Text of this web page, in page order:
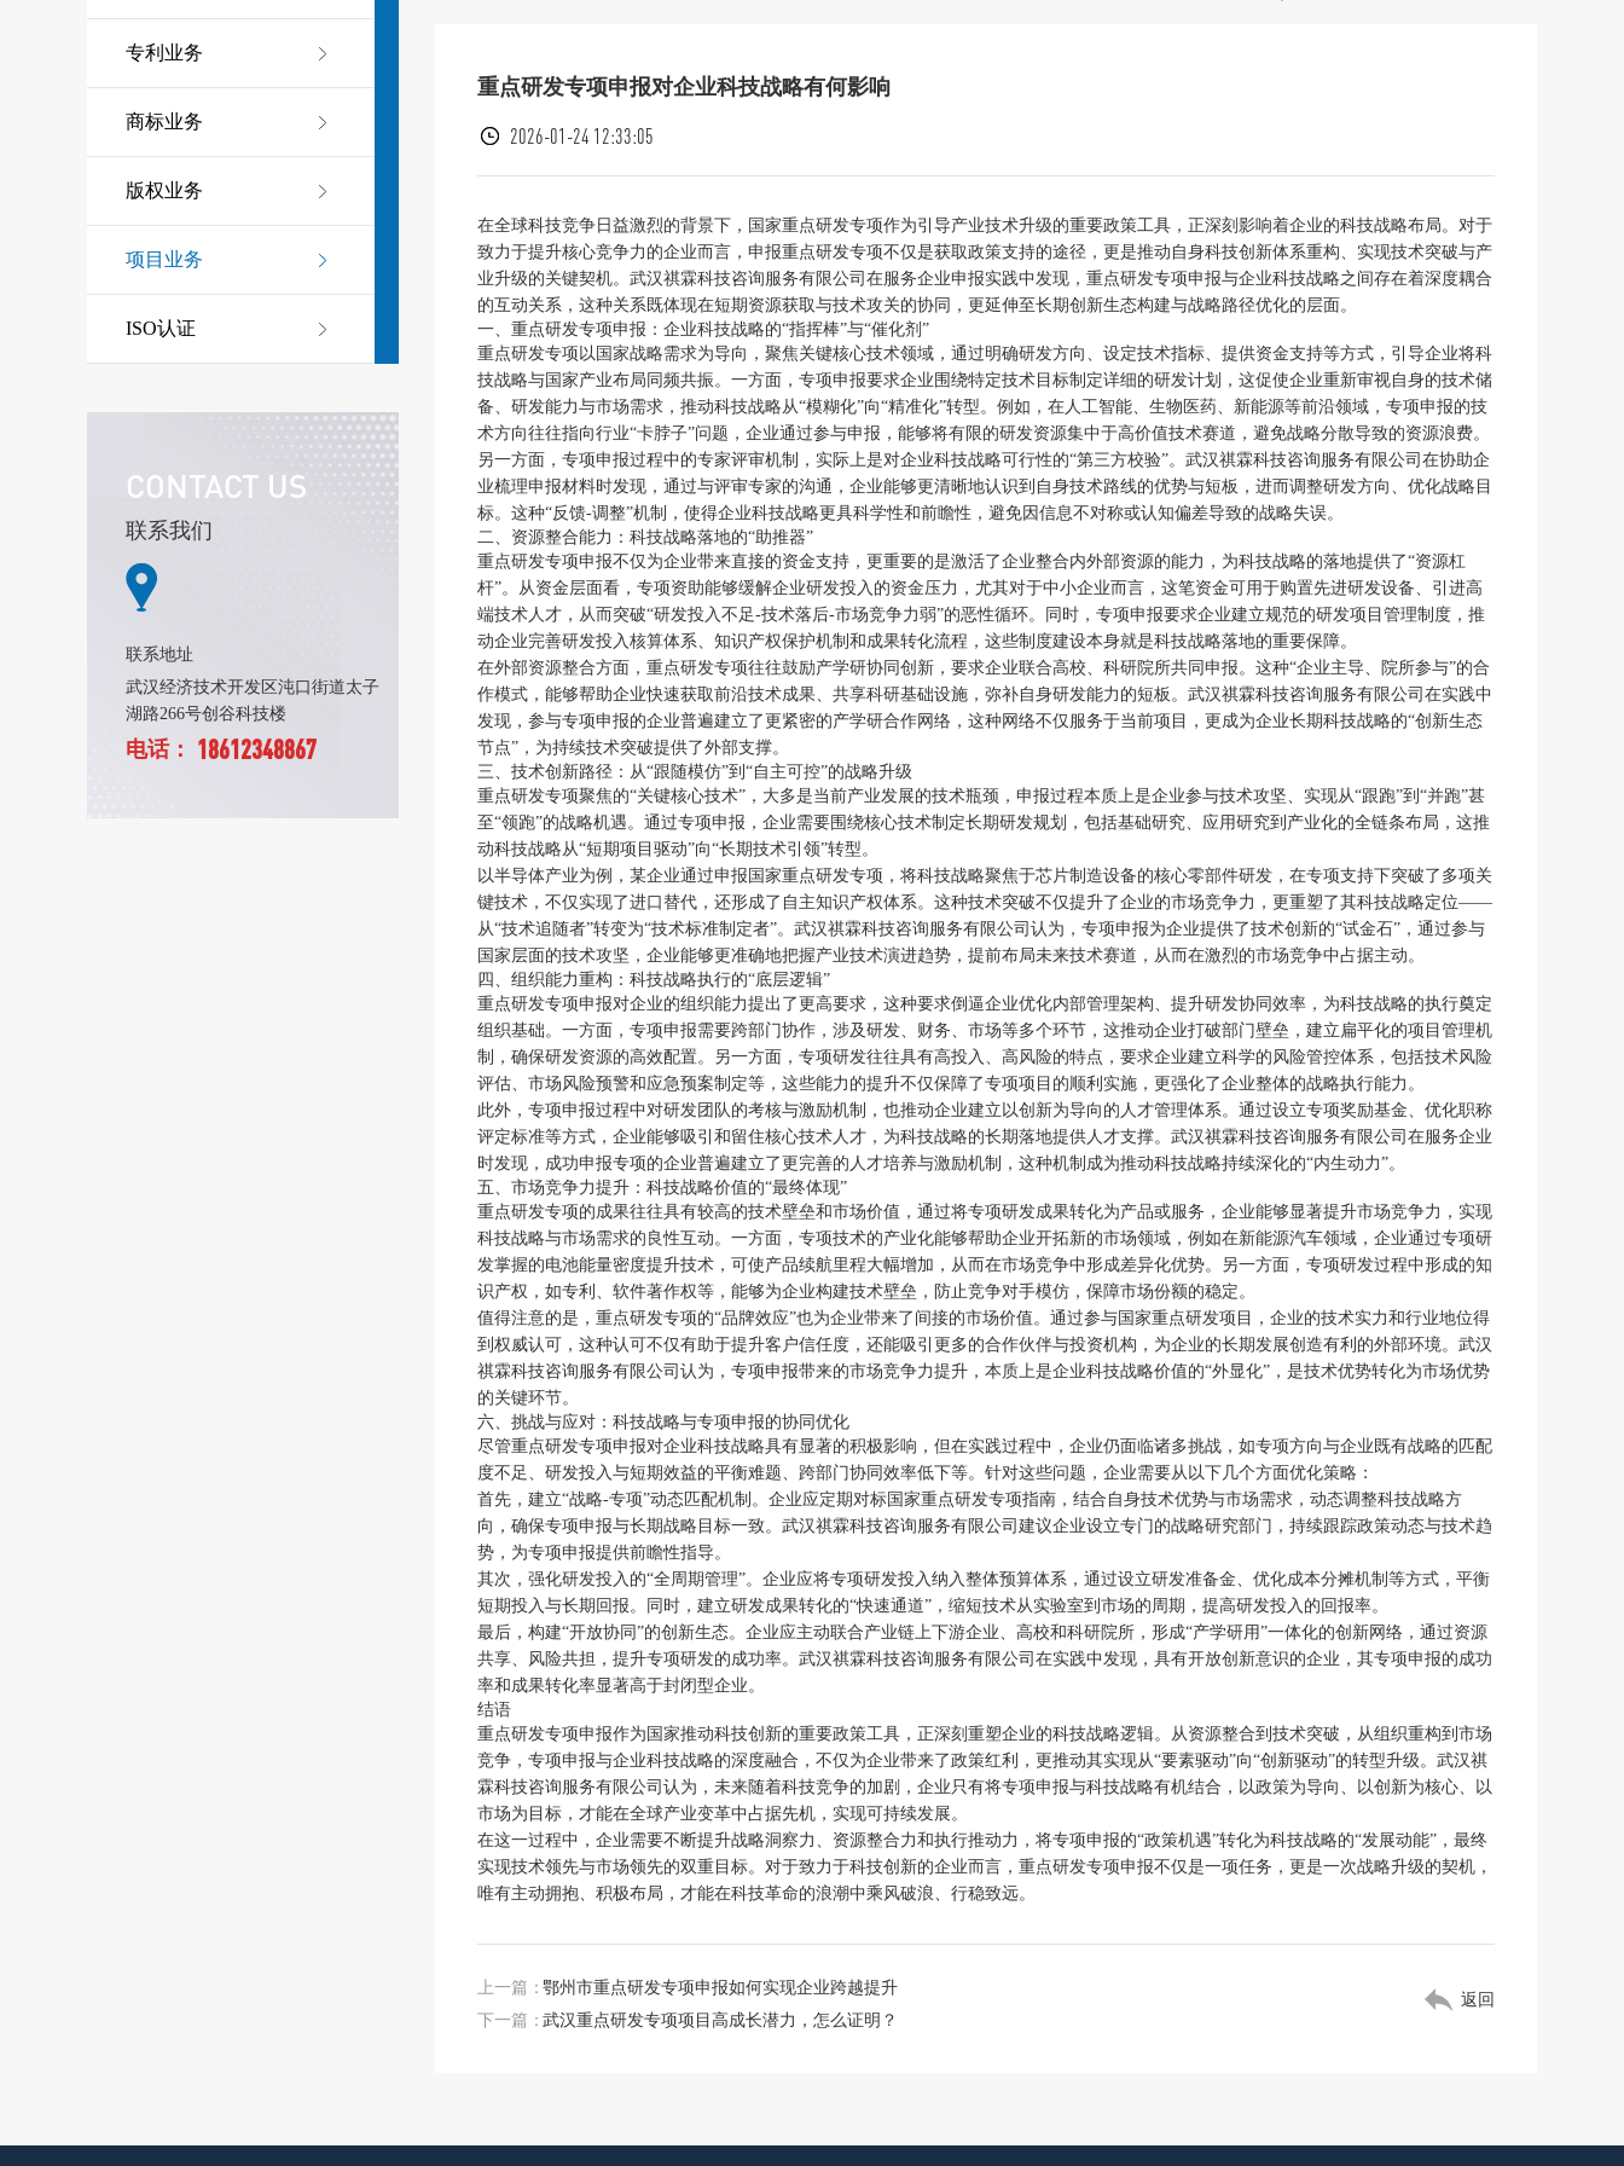
专利业务
商标业务
版权业务
项目业务
ISO认证
CONTACT US
联系我们
联系地址
武汉经济技术开发区沌口街道太子
湖路266号创谷科技楼
电话： 18612348867
重点研发专项申报对企业科技战略有何影响
2026-01-24 12:33:05
在全球科技竞争日益激烈的背景下，国家重点研发专项作为引导产业技术升级的重要政策工具，正深刻影响着企业的科技战略布局。对于
致力于提升核心竞争力的企业而言，申报重点研发专项不仅是获取政策支持的途径，更是推动自身科技创新体系重构、实现技术突破与产
业升级的关键契机。武汉祺霖科技咨询服务有限公司在服务企业申报实践中发现，重点研发专项申报与企业科技战略之间存在着深度耦合
的互动关系，这种关系既体现在短期资源获取与技术攻关的协同，更延伸至长期创新生态构建与战略路径优化的层面。
一、重点研发专项申报：企业科技战略的“指挥棒”与“催化剂”
重点研发专项以国家战略需求为导向，聚焦关键核心技术领域，通过明确研发方向、设定技术指标、提供资金支持等方式，引导企业将科
技战略与国家产业布局同频共振。一方面，专项申报要求企业围绕特定技术目标制定详细的研发计划，这促使企业重新审视自身的技术储
备、研发能力与市场需求，推动科技战略从“模糊化”向“精准化”转型。例如，在人工智能、生物医药、新能源等前沿领域，专项申报的技
术方向往往指向行业“卡脖子”问题，企业通过参与申报，能够将有限的研发资源集中于高价值技术赛道，避免战略分散导致的资源浪费。
另一方面，专项申报过程中的专家评审机制，实际上是对企业科技战略可行性的“第三方校验”。武汉祺霖科技咨询服务有限公司在协助企
业梳理申报材料时发现，通过与评审专家的沟通，企业能够更清晰地认识到自身技术路线的优势与短板，进而调整研发方向、优化战略目
标。这种“反馈-调整”机制，使得企业科技战略更具科学性和前瞻性，避免因信息不对称或认知偏差导致的战略失误。
二、资源整合能力：科技战略落地的“助推器”
重点研发专项申报不仅为企业带来直接的资金支持，更重要的是激活了企业整合内外部资源的能力，为科技战略的落地提供了“资源杠
杆”。从资金层面看，专项资助能够缓解企业研发投入的资金压力，尤其对于中小企业而言，这笔资金可用于购置先进研发设备、引进高
端技术人才，从而突破“研发投入不足-技术落后-市场竞争力弱”的恶性循环。同时，专项申报要求企业建立规范的研发项目管理制度，推
动企业完善研发投入核算体系、知识产权保护机制和成果转化流程，这些制度建设本身就是科技战略落地的重要保障。
在外部资源整合方面，重点研发专项往往鼓励产学研协同创新，要求企业联合高校、科研院所共同申报。这种“企业主导、院所参与”的合
作模式，能够帮助企业快速获取前沿技术成果、共享科研基础设施，弥补自身研发能力的短板。武汉祺霖科技咨询服务有限公司在实践中
发现，参与专项申报的企业普遍建立了更紧密的产学研合作网络，这种网络不仅服务于当前项目，更成为企业长期科技战略的“创新生态
节点”，为持续技术突破提供了外部支撑。
三、技术创新路径：从“跟随模仿”到“自主可控”的战略升级
重点研发专项聚焦的“关键核心技术”，大多是当前产业发展的技术瓶颈，申报过程本质上是企业参与技术攻坚、实现从“跟跑”到“并跑”甚
至“领跑”的战略机遇。通过专项申报，企业需要围绕核心技术制定长期研发规划，包括基础研究、应用研究到产业化的全链条布局，这推
动科技战略从“短期项目驱动”向“长期技术引领”转型。
以半导体产业为例，某企业通过申报国家重点研发专项，将科技战略聚焦于芯片制造设备的核心零部件研发，在专项支持下突破了多项关
键技术，不仅实现了进口替代，还形成了自主知识产权体系。这种技术突破不仅提升了企业的市场竞争力，更重塑了其科技战略定位——
从“技术追随者”转变为“技术标准制定者”。武汉祺霖科技咨询服务有限公司认为，专项申报为企业提供了技术创新的“试金石”，通过参与
国家层面的技术攻坚，企业能够更准确地把握产业技术演进趋势，提前布局未来技术赛道，从而在激烈的市场竞争中占据主动。
四、组织能力重构：科技战略执行的“底层逻辑”
重点研发专项申报对企业的组织能力提出了更高要求，这种要求倒逼企业优化内部管理架构、提升研发协同效率，为科技战略的执行奠定
组织基础。一方面，专项申报需要跨部门协作，涉及研发、财务、市场等多个环节，这推动企业打破部门壁垒，建立扁平化的项目管理机
制，确保研发资源的高效配置。另一方面，专项研发往往具有高投入、高风险的特点，要求企业建立科学的风险管控体系，包括技术风险
评估、市场风险预警和应急预案制定等，这些能力的提升不仅保障了专项项目的顺利实施，更强化了企业整体的战略执行能力。
此外，专项申报过程中对研发团队的考核与激励机制，也推动企业建立以创新为导向的人才管理体系。通过设立专项奖励基金、优化职称
评定标准等方式，企业能够吸引和留住核心技术人才，为科技战略的长期落地提供人才支撑。武汉祺霖科技咨询服务有限公司在服务企业
时发现，成功申报专项的企业普遍建立了更完善的人才培养与激励机制，这种机制成为推动科技战略持续深化的“内生动力”。
五、市场竞争力提升：科技战略价值的“最终体现”
重点研发专项的成果往往具有较高的技术壁垒和市场价值，通过将专项研发成果转化为产品或服务，企业能够显著提升市场竞争力，实现
科技战略与市场需求的良性互动。一方面，专项技术的产业化能够帮助企业开拓新的市场领域，例如在新能源汽车领域，企业通过专项研
发掌握的电池能量密度提升技术，可使产品续航里程大幅增加，从而在市场竞争中形成差异化优势。另一方面，专项研发过程中形成的知
识产权，如专利、软件著作权等，能够为企业构建技术壁垒，防止竞争对手模仿，保障市场份额的稳定。
值得注意的是，重点研发专项的“品牌效应”也为企业带来了间接的市场价值。通过参与国家重点研发项目，企业的技术实力和行业地位得
到权威认可，这种认可不仅有助于提升客户信任度，还能吸引更多的合作伙伴与投资机构，为企业的长期发展创造有利的外部环境。武汉
祺霖科技咨询服务有限公司认为，专项申报带来的市场竞争力提升，本质上是企业科技战略价值的“外显化”，是技术优势转化为市场优势
的关键环节。
六、挑战与应对：科技战略与专项申报的协同优化
尽管重点研发专项申报对企业科技战略具有显著的积极影响，但在实践过程中，企业仍面临诸多挑战，如专项方向与企业既有战略的匹配
度不足、研发投入与短期效益的平衡难题、跨部门协同效率低下等。针对这些问题，企业需要从以下几个方面优化策略：
首先，建立“战略-专项”动态匹配机制。企业应定期对标国家重点研发专项指南，结合自身技术优势与市场需求，动态调整科技战略方
向，确保专项申报与长期战略目标一致。武汉祺霖科技咨询服务有限公司建议企业设立专门的战略研究部门，持续跟踪政策动态与技术趋
势，为专项申报提供前瞻性指导。
其次，强化研发投入的“全周期管理”。企业应将专项研发投入纳入整体预算体系，通过设立研发准备金、优化成本分摊机制等方式，平衡
短期投入与长期回报。同时，建立研发成果转化的“快速通道”，缩短技术从实验室到市场的周期，提高研发投入的回报率。
最后，构建“开放协同”的创新生态。企业应主动联合产业链上下游企业、高校和科研院所，形成“产学研用”一体化的创新网络，通过资源
共享、风险共担，提升专项研发的成功率。武汉祺霖科技咨询服务有限公司在实践中发现，具有开放创新意识的企业，其专项申报的成功
率和成果转化率显著高于封闭型企业。
结语
重点研发专项申报作为国家推动科技创新的重要政策工具，正深刻重塑企业的科技战略逻辑。从资源整合到技术突破，从组织重构到市场
竞争，专项申报与企业科技战略的深度融合，不仅为企业带来了政策红利，更推动其实现从“要素驱动”向“创新驱动”的转型升级。武汉祺
霖科技咨询服务有限公司认为，未来随着科技竞争的加剧，企业只有将专项申报与科技战略有机结合，以政策为导向、以创新为核心、以
市场为目标，才能在全球产业变革中占据先机，实现可持续发展。
在这一过程中，企业需要不断提升战略洞察力、资源整合力和执行推动力，将专项申报的“政策机遇”转化为科技战略的“发展动能”，最终
实现技术领先与市场领先的双重目标。对于致力于科技创新的企业而言，重点研发专项申报不仅是一项任务，更是一次战略升级的契机，
唯有主动拥抱、积极布局，才能在科技革命的浪潮中乘风破浪、行稳致远。
上一篇：鄂州市重点研发专项申报如何实现企业跨越提升
下一篇：武汉重点研发专项项目高成长潜力，怎么证明？
返回